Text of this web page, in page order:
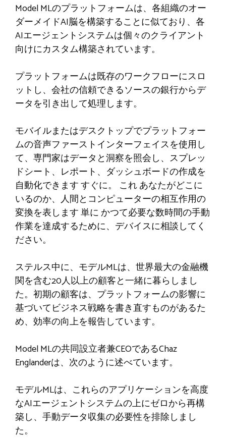
Model MLのプラットフォームは、各組織のオー
ダーメイドAI脳を構築することに似ており、各
AIエージェントシステムは個々のクライアント
向けにカスタム構築されています。
プラットフォームは既存のワークフローにスロ
ットし、会社の信頼できるソースの銀行からデ
ータを引き出して処理します。
モバイルまたはデスクトップでプラットフォー
ムの音声ファーストインターフェイスを使用し
て、専門家はデータと洞察を照会し、スプレッ
ドシート、レポート、ダッシュボードの作成を
自動化できますすぐに。 これあなたがどこに
いるのか、人間とコンピューターの相互作用の
変換を表します単にかつて必要な数時間の手動
作業を達成するために、デバイスに相談してく
ださい。
ステルス中に、モデルMLは、世界最大の金融機
関を含む20人以上の顧客と一緒に暮らしまし
た。初期の顧客は、プラットフォームの影響に
基づいてビジネス戦略を書き直すものがあるた
め、効率の向上を報告しています。
Model MLの共同設立者兼CEOであるChaz
Englanderは、次のように述べています。
モデルMLは、これらのアプリケーションを高度
なAIエージェントシステムの上にゼロから再構
築し、手動データ収集の必要性を排除しまし
た。